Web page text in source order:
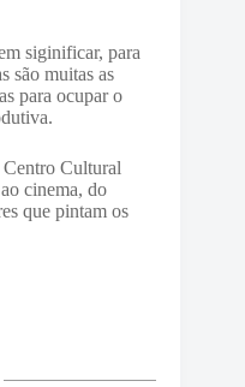
siginificar, para
são muitas as
para ocupar o
Cultural
cinema, do
que pintam os